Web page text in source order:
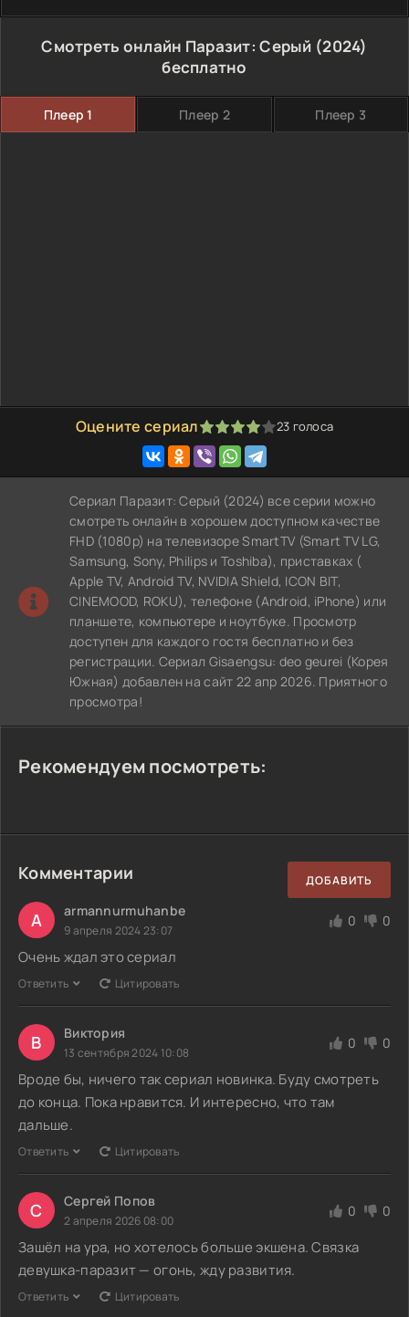
Смотреть онлайн Паразит: Серый (2024)
бесплатно
Плеер 1 Плеер 2 Плеер 3
Оцените сериал
1 2 3 4 5 23 голоса
Сериал Паразит: Серый (2024) все серии можно
смотреть онлайн в хорошем доступном качестве
FHD (1080p) на телевизоре SmartTV (Smart TV LG,
Samsung, Sony, Philips и Toshiba), приставках (
Apple TV, Android TV, NVIDIA Shield, ICON BIT,
CINEMOOD, ROKU), телефоне (Android, iPhone) или
планшете, компьютере и ноутбуке. Просмотр
доступен для каждого гостя бесплатно и без
регистрации. Сериал Gisaengsu: deo geurei (Корея
Южная) добавлен на сайт 22 апр 2026. Приятного
просмотра!
Рекомендуем посмотреть:
Комментарии ДОБАВИТЬ
A armannurmuhanbe
9 апреля 2024 23:07
0 0
Очень ждал это сериал
Ответить Цитировать
В Виктория
13 сентября 2024 10:08
0 0
Вроде бы, ничего так сериал новинка. Буду смотреть
до конца. Пока нравится. И интересно, что там
дальше.
Ответить Цитировать
С Сергей Попов
2 апреля 2026 08:00
0 0
Зашёл на ура, но хотелось больше экшена. Связка
девушка-паразит — огонь, жду развития.
Ответить Цитировать